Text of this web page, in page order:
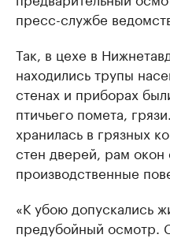
пресс-службе
Так, в цехе в
находились трупы
стенах и приборах
птичьего помета,
хранилась в грязных
стен дверей, рам окон
производственные
«К убою допускались
предубойный осмотр.